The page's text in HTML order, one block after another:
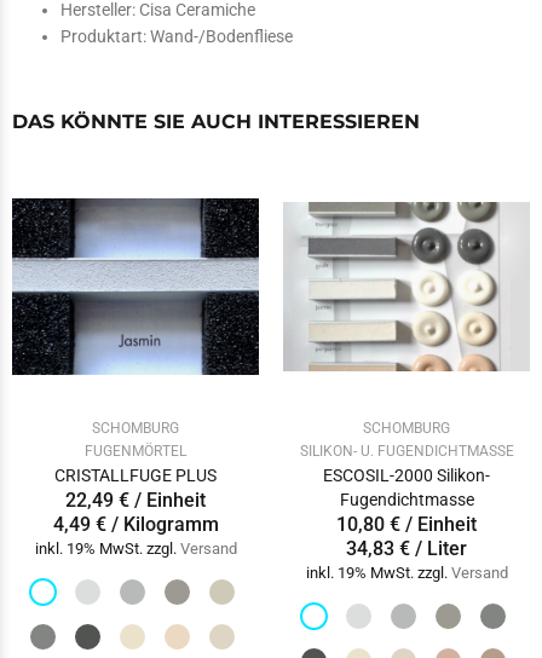
Hersteller: Cisa Ceramiche
Produktart:Wand-/Bodenfliese
DAS KÖNNTE SIE AUCH INTERESSIEREN
SCHOMBURG
FUGENMÖRTEL
CRISTALLFUGE PLUS
22,49 € / Einheit
4,49 € / Kilogramm
inkl. 19% MwSt. zzgl. Versand
SCHOMBURG
SILIKON- U. FUGENDICHTMASSE
ESCOSIL-2000 Silikon-
Fugendichtmasse
10,80 € / Einheit
34,83 € / Liter
inkl. 19% MwSt. zzgl. Versand